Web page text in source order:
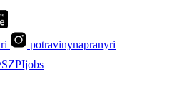
potravinynapranyri